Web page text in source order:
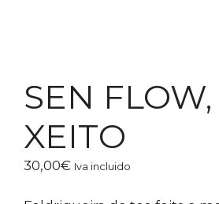
SEN
XEITO
30,00€ Iva incluido